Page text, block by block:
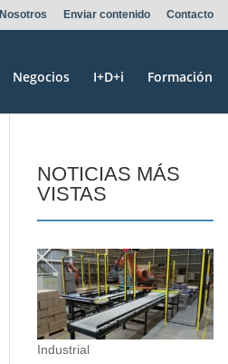
Nosotros Enviar contenido Contacto
Negocios I+D+i Formación
NOTICIAS MÁS
VISTAS